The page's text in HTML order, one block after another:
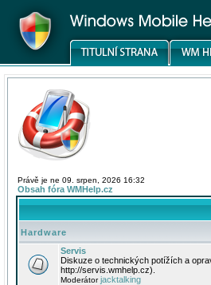
Právě je ne 09. srpen, 2026 16:32
Obsah fóra WMHelp.cz
Hardware
Servis
Diskuze o technických potížích a
http://servis.wmhelp.cz).
Moderátorjacktalking